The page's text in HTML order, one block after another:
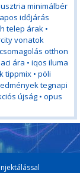
minimálbér
időjárás
telep árak •
vonatok
otthon
ára • iqos iluma
tippmix • pöli
tegnapi
újság • opus